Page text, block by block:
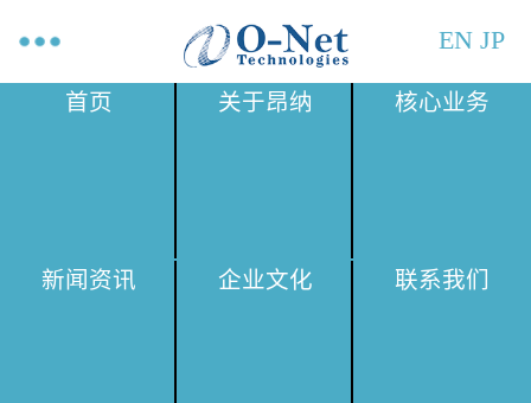
EN JP
首页 关于昂纳 核心业务
新闻资讯 企业文化 联系我们